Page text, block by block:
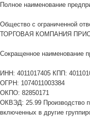
Полное наименование
Общество с ограниченной
ТОРГОВАЯ КОМПАНИЯ
Сокращенное
ИНН: 4011017405 КПП:
ОГРН: 1074011003384
ОКПО: 82850171
ОКВЭД: 25.99 Производство
включенных в другие